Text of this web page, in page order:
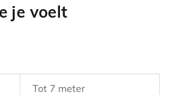
je voelt
Tot 7 meter